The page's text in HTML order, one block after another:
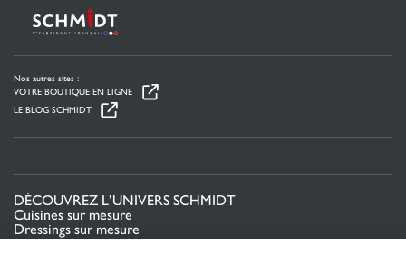
Nos autres sites :
VOTRE BOUTIQUE EN LIGNE
LE BLOG SCHMIDT
DÉCOUVREZ L’UNIVERS SCHMIDT
Cuisines sur mesure
Dressings sur mesure
Meubles et rangements sur mesure